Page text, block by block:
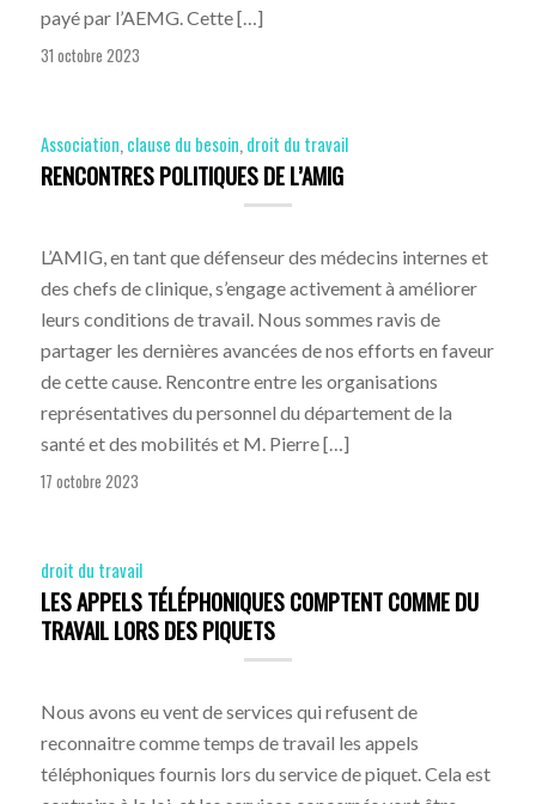
payé par l’AEMG. Cette […]
31 octobre 2023
Association, clause du besoin, droit du travail
RENCONTRES POLITIQUES DE L’AMIG
L’AMIG, en tant que défenseur des médecins internes et
des chefs de clinique, s’engage activement à améliorer
leurs conditions de travail. Nous sommes ravis de
partager les dernières avancées de nos efforts en faveur
de cette cause. Rencontre entre les organisations
représentatives du personnel du département de la
santé et des mobilités et M. Pierre […]
17 octobre 2023
droit du travail
LES APPELS TÉLÉPHONIQUES COMPTENT COMME DU
TRAVAIL LORS DES PIQUETS
Nous avons eu vent de services qui refusent de
reconnaitre comme temps de travail les appels
téléphoniques fournis lors du service de piquet. Cela est